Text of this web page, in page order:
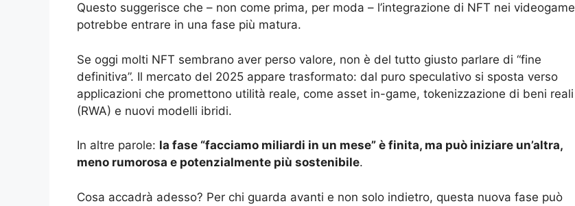
Questo suggerisce che – non come prima, per moda – l’integrazione di NFT nei videogame
potrebbe entrare in una fase più matura.
Se oggi molti NFT sembrano aver perso valore, non è del tutto giusto parlare di “fine
definitiva”. Il mercato del 2025 appare trasformato: dal puro speculativo si sposta verso
applicazioni che promettono utilità reale, come asset in-game, tokenizzazione di beni reali
(RWA) e nuovi modelli ibridi.
In altre parole: la fase “facciamo miliardi in un mese” è finita, ma può iniziare un’altra,
meno rumorosa e potenzialmente più sostenibile.
Cosa accadrà adesso? Per chi guarda avanti e non solo indietro, questa nuova fase può